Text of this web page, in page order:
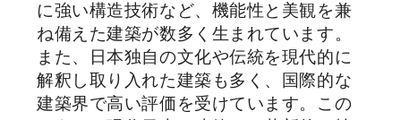
に強い構造技術など、機能性と美観を兼
ね備えた建築が数多く生まれています。
また、日本独自の文化や伝統を現代的に
解釈し取り入れた建築も多く、国際的な
建築界で高い評価を受けています。この